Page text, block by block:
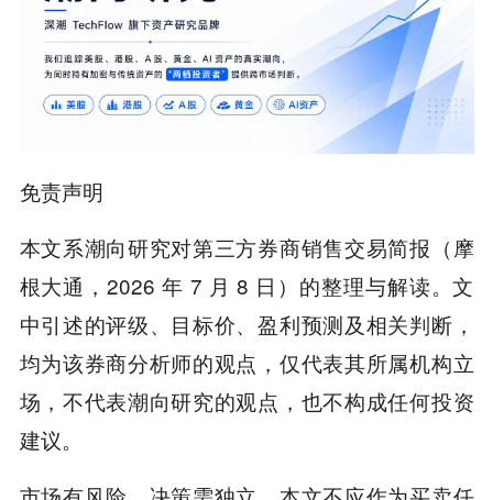
免责声明
本文系潮向研究对第三方券商销售交易简报（摩
根大通，2026 年 7 月 8 日）的整理与解读。文
中引述的评级、目标价、盈利预测及相关判断，
均为该券商分析师的观点，仅代表其所属机构立
场，不代表潮向研究的观点，也不构成任何投资
建议。